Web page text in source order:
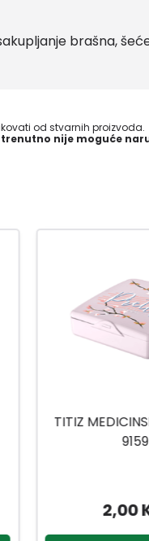
brašna,
od stvarnih proizvoda.
nije moguće
TITIZ SET ZA
PRIWEX
49,90